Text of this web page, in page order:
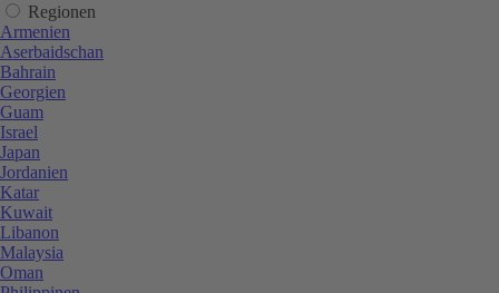
Regionen
Armenien
Aserbaidschan
Bahrain
Georgien
Guam
Israel
Japan
Jordanien
Katar
Kuwait
Libanon
Malaysia
Oman